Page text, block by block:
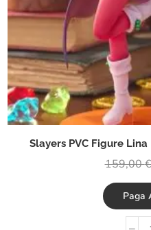
Slayers PVC Figure
159,00€
Paga